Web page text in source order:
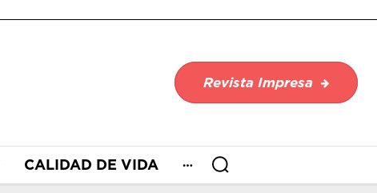
Revista Impresa
CALIDAD DE VIDA